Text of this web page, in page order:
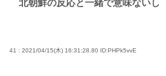
北朝鮮の反応と一緒で意味ないし
41 : 2021/04/15(木) 16:31:28.80 ID:PHPk5vvE